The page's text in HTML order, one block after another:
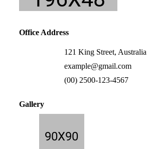
Office Address
121 King Street, Australia
example@gmail.com
(00) 2500-123-4567
Gallery